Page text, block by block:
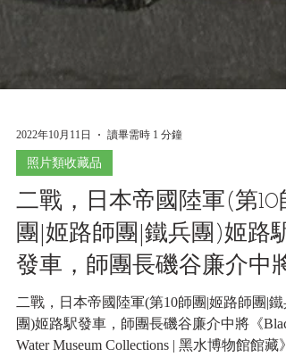
2022年10月11日 讀畢需時 1 分鐘
照片類收藏品
二戰，日本帝國陸軍(第10
團|姬路師團|鐵兵團)姬路駅
發車，師團長磯谷廉介中將
二戰，日本帝國陸軍(第10師團|姬路師團|鐵